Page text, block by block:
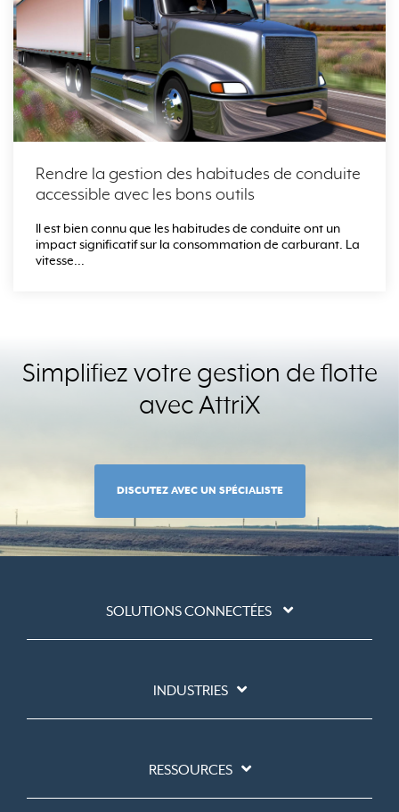
Rendre la gestion des habitudes de conduite
accessible avec les bons outils
Il est bien connu que les habitudes de conduite ont un
impact significatif sur la consommation de carburant. La
vitesse...
Simplifiez votre gestion de flotte
avec AttriX
DISCUTEZ AVEC UN SPÉCIALISTE
SOLUTIONS CONNECTÉES
INDUSTRIES
RESSOURCES